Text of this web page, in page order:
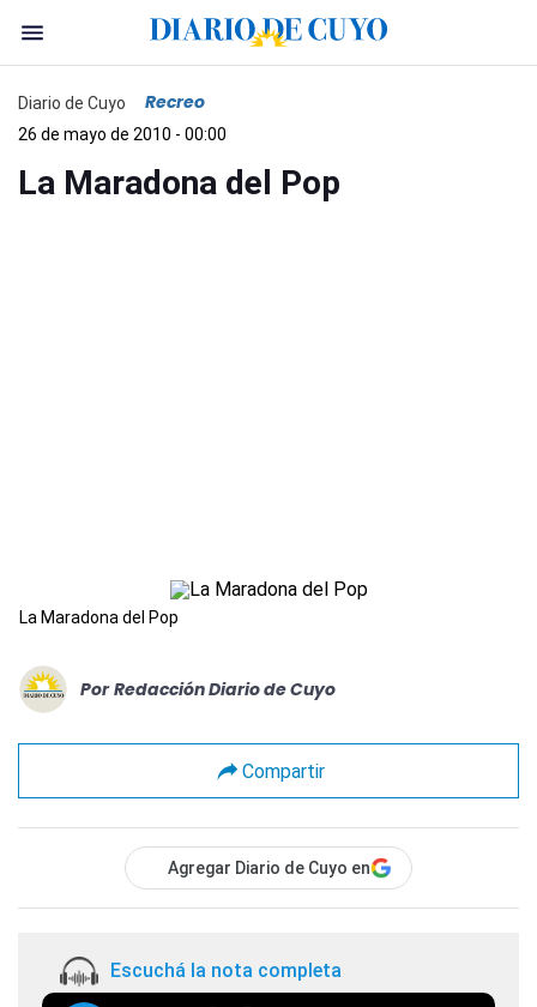
Diario de Cuyo Recreo
26 de mayo de 2010 - 00:00
La Maradona del Pop
La Maradona del Pop
Por Redacción Diario de Cuyo
Compartir
Agregar Diario de Cuyo en
Escuchá la nota completa